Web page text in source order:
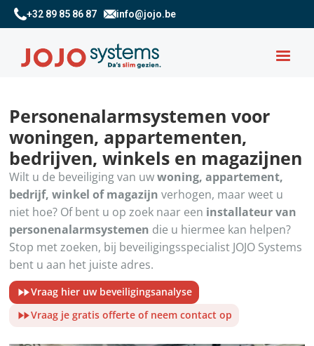
+32 89 85 86 87 info@jojo.be
Personenalarmsystemen voor
woningen, appartementen,
bedrijven, winkels en magazijnen
Wilt u de beveiliging van uwwoning, appartement,
bedrijf, winkel of magazijn verhogen, maar weet u
niet hoe? Of bent u op zoek naar een installateur van
personenalarmsystemen die u hiermee kan helpen?
Stop met zoeken, bij beveiligingsspecialist JOJO Systems
bent u aan het juiste adres.
Vraag hier uw beveiligingsanalyse
Vraag je gratis offerte of neem contact op